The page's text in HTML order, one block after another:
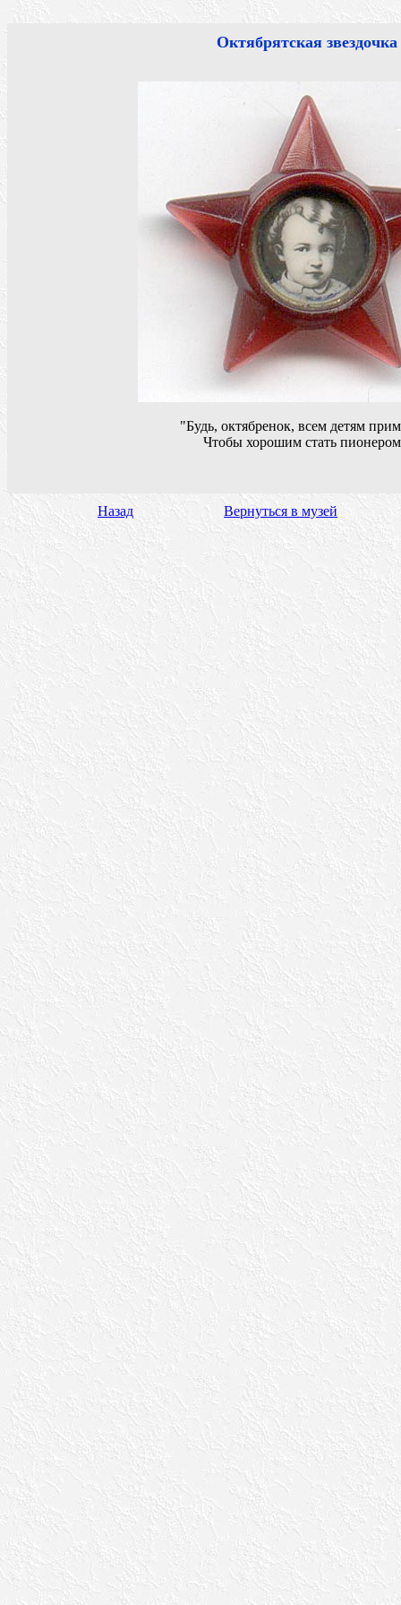
Октябрятская звездочка
"Будь, октябренок, всем детям
Чтобы хорошим стать
Назад Вернуться в музей